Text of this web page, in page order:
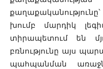
խումբ մարդիկ
տիրապետում են
բռնությունը այս
պահպանման